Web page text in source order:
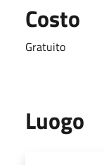
Costo
Gratuito
Luogo